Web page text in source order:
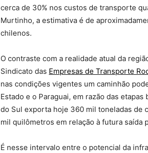
cerca de 30% nos custos de transporte
Murtinho, a estimativa é de
chilenos.
O contraste com a realidade atual da
Sindicato das Empresas de Transporte
nas condições vigentes um caminhão
Estado e o Paraguai, em razão das
do Sul exporta hoje 360 mil toneladas de
mil quilômetros em relação à futura saída
É nesse intervalo entre o potencial da